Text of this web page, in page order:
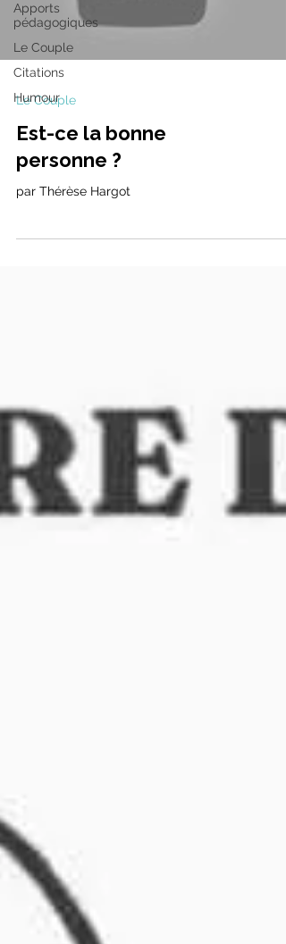
Apports
pédagogiques
Le Couple
Citations
Humour
Le Couple
Est-ce la bonne
personne ?
par Thérèse Hargot